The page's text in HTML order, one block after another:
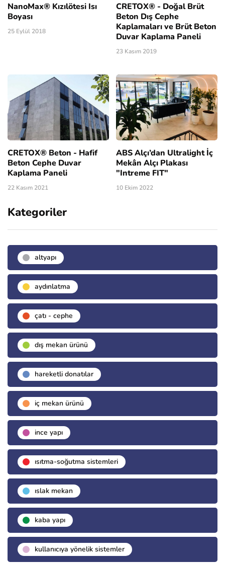
NanoMax® Kızılötesi Isı
Boyası
25 Eylül 2018
CRETOX® - Doğal Brüt
Beton Dış Cephe
Kaplamaları ve Brüt Beton
Duvar Kaplama Paneli
23 Kasım 2019
CRETOX® Beton - Hafif
Beton Cephe Duvar
Kaplama Paneli
22 Kasım 2021
ABS Alçı’dan Ultralight İç
Mekân Alçı Plakası
"Intreme FIT"
10 Ekim 2022
Kategoriler
altyapı
aydınlatma
çatı - cephe
dış mekan ürünü
hareketli donatılar
i̇ç mekan ürünü
i̇nce yapı
isıtma-soğutma sistemleri
islak mekan
kaba yapı
kullanıcıya yönelik sistemler